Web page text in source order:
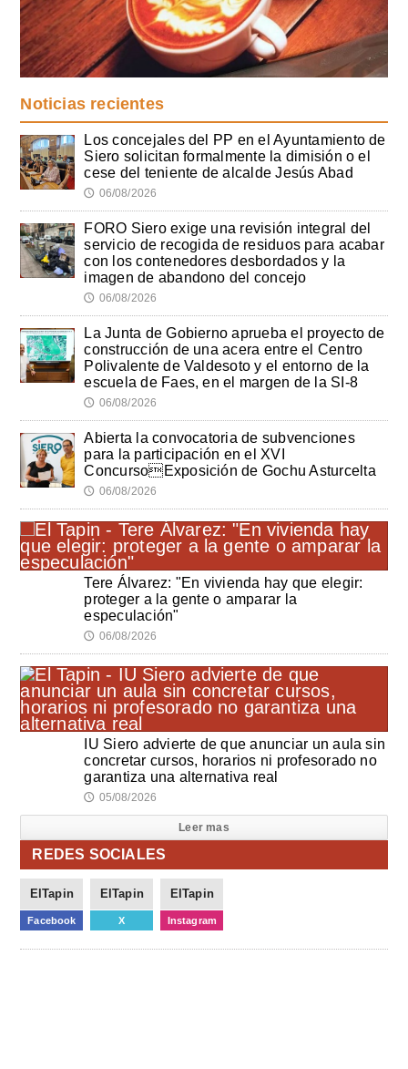
Noticias recientes
Los concejales del PP en el Ayuntamiento de
Siero solicitan formalmente la dimisión o el
cese del teniente de alcalde Jesús Abad
🕔 06/08/2026
FORO Siero exige una revisión integral del
servicio de recogida de residuos para acabar
con los contenedores desbordados y la
imagen de abandono del concejo
🕔 06/08/2026
La Junta de Gobierno aprueba el proyecto de
construcción de una acera entre el Centro
Polivalente de Valdesoto y el entorno de la
escuela de Faes, en el margen de la SI-8
🕔 06/08/2026
Abierta la convocatoria de subvenciones
para la participación en el XVI
ConcursoExposición de Gochu Asturcelta
🕔 06/08/2026
Tere Álvarez: "En vivienda hay que elegir:
proteger a la gente o amparar la
especulación"
🕔 06/08/2026
IU Siero advierte de que anunciar un aula sin
concretar cursos, horarios ni profesorado no
garantiza una alternativa real
🕔 05/08/2026
Leer mas
REDES SOCIALES
ElTapin
Facebook
ElTapin
X
ElTapin
Instagram